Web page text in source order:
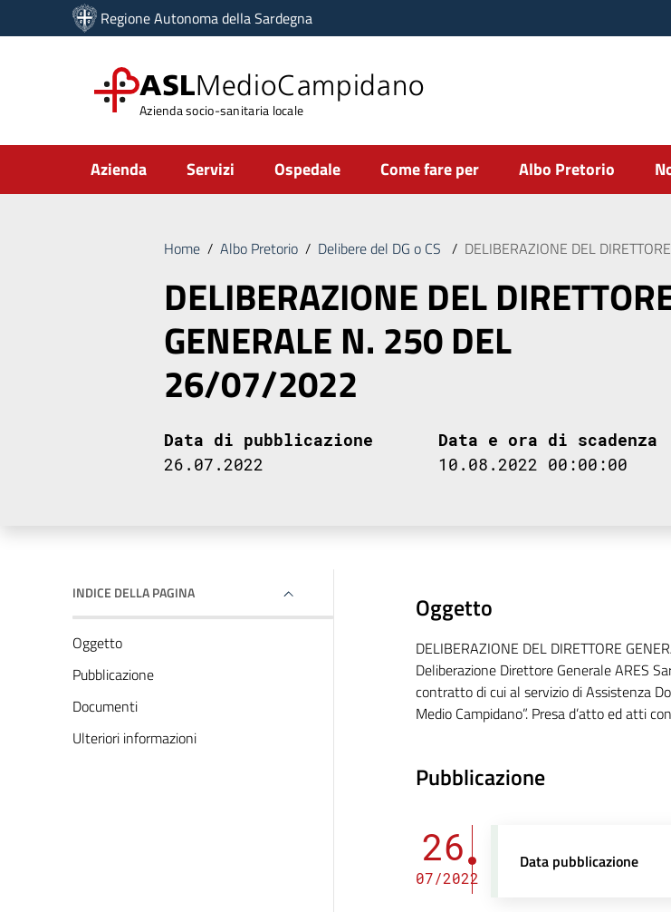
Vai ai contenuti
Vai al menu di navigazione
Regione Autonoma della Sardegna
ASLMedioCampidano
Azienda socio-sanitaria locale
Submenu
Azienda Servizi Ospedale Come fare per Albo Pretorio
Home / Albo Pretorio / Delibere del DG o CS / DELIBERAZIONE DEL
DELIBERAZIONE DEL
GENERALE N. 250 DEL
26/07/2022
Data di pubblicazione
26.07.2022
Data e ora di scadenza
10.08.2022 00:00:00
INDICE DELLA PAGINA
Oggetto
Pubblicazione
Documenti
Ulteriori informazioni
Oggetto
DELIBERAZIONE DEL DIRETTORE
Deliberazione Direttore Generale ARES
contratto di cui al servizio di Assistenza
Medio Campidano”. Presa d’atto ed atti
Pubblicazione
26
07/2022
Data pubblicazione